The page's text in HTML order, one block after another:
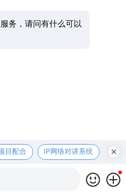
务，请问有什么可以
目配合 IP网络对讲系统 医